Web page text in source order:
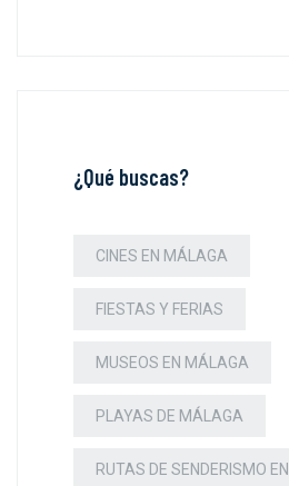
¿Qué buscas?
CINES EN MÁLAGA
FIESTAS Y FERIAS
MUSEOS EN MÁLAGA
PLAYAS DE MÁLAGA
RUTAS DE SENDERISMO